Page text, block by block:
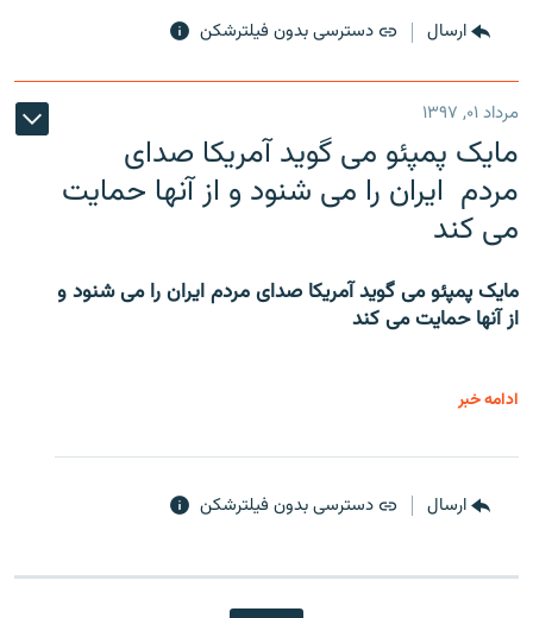
ارسال دسترسی بدون فیلترشکن
مرداد ۰۱, ۱۳۹۷
مایک پمپئو می گوید آمریکا صدای
مردم ایران را می شنود و از آنها حمایت
می کند
مایک پمپئو می گوید آمریکا صدای مردم ایران را می شنود و
از آنها حمایت می کند
ادامه خبر
ارسال دسترسی بدون فیلترشکن